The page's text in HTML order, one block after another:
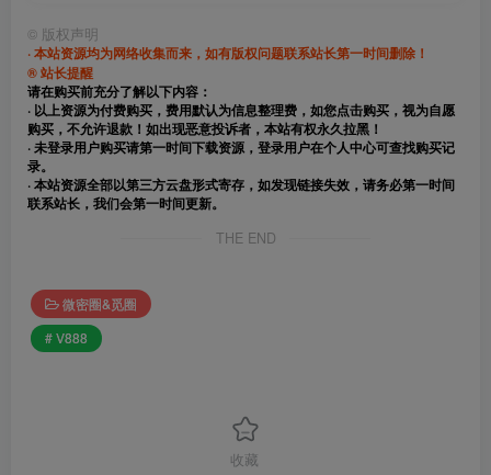
© 版权声明
· 本站资源均为网络收集而来，如有版权问题联系站长第一时间删除！
® 站长提醒
请在购买前充分了解以下内容：
· 以上资源为付费购买，费用默认为信息整理费，如您点击购买，视为自愿
购买，不允许退款！如出现恶意投诉者，本站有权永久拉黑！
· 未登录用户购买请第一时间下载资源，登录用户在个人中心可查找购买记
录。
· 本站资源全部以第三方云盘形式寄存，如发现链接失效，请务必第一时间
联系站长，我们会第一时间更新。
THE END
微密圈&觅圈
# V888
收藏